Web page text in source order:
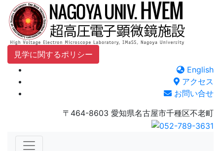
Skip
content
見学に関するポリシー
English
アクセス
お問い合せ
〒464-8603 愛知県名古屋市千種区不老町